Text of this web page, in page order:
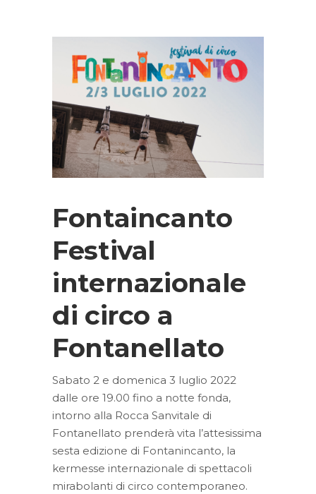
Fontaincanto
Festival
internazionale
di circo a
Fontanellato
Sabato 2 e domenica 3 luglio 2022
dalle ore 19.00 fino a notte fonda,
intorno alla Rocca Sanvitale di
Fontanellato prenderà vita l’attesissima
sesta edizione di Fontanincanto, la
kermesse internazionale di spettacoli
mirabolanti di circo contemporaneo.